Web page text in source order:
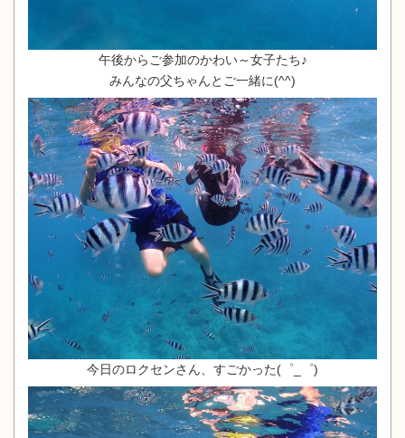
午後からご参加のかわい～女子たち♪
みんなの父ちゃんとご一緒に(^^)
今日のロクセンさん、すごかった(゜_゜)